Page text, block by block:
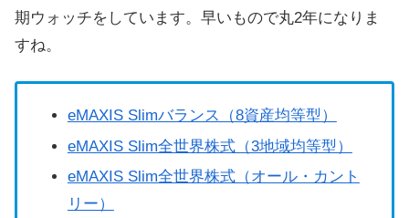
期ウォッチをしています。早いもので丸2年になりま
すね。
eMAXIS Slimバランス（8資産均等型）
eMAXIS Slim全世界株式（3地域均等型）
eMAXIS Slim全世界株式（オール・カント
リー）